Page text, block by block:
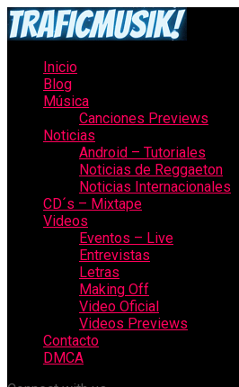
Inicio
Blog
Música
Canciones Previews
Noticias
Android – Tutoriales
Noticias de Reggaeton
Noticias Internacionales
CD´s – Mixtape
Videos
Eventos – Live
Entrevistas
Letras
Making Off
Video Oficial
Videos Previews
Contacto
DMCA